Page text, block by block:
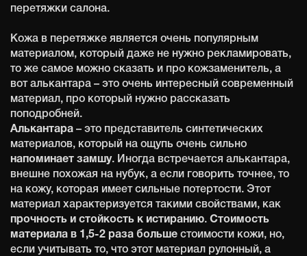
перетяжки салона.
Кожа в перетяжке является очень популярным
материалом, который даже не нужно рекламировать,
то же самое можно сказать и про кожзаменитель, а
вот алькантара – это очень интересный современный
материал, про который нужно рассказать
поподробней.
Алькантара – это представитель синтетических
материалов, который на ощупь очень сильно
напоминает замшу. Иногда встречается алькантара,
внешне похожая на нубук, а если говорить точнее, то
на кожу, которая имеет сильные потертости. Этот
материал характеризуется такими свойствами, как
прочность и стойкость к истиранию. Стоимость
материала в 1,5-2 раза больше стоимости кожи, но,
если учитывать то, что этот материал рулонный, а